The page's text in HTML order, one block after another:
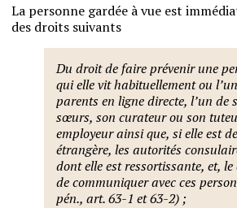
La personne gardée à vue est
des droits suivants
Du droit de faire prévenir une
qui elle vit habituellement ou
parents en ligne directe, l’un de
sœurs, son curateur ou son
employeur ainsi que, si elle est
étrangère, les autorités
dont elle est ressortissante, et, le
de communiquer avec ces
pén., art. 63-1 et 63-2) ;